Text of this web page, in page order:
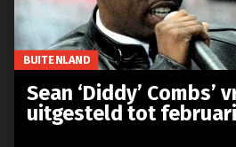
BUITENLAND
Sean ‘Diddy’ Combs’
uitgesteld tot